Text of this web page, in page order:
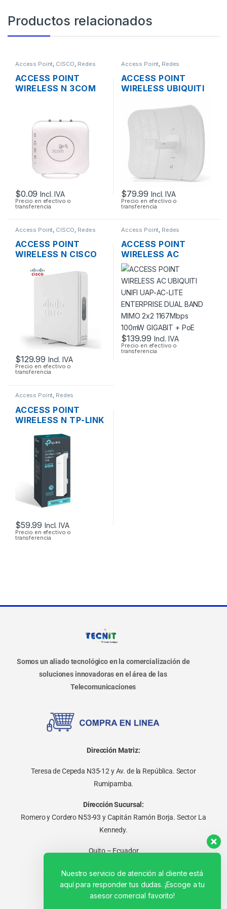
Productos relacionados
Access Point, CISCO, Redes
ACCESS POINT
WIRELESS N 3COM
$0.09 Incl. IVA
Precio en efectivo o
transferencia
Access Point, Redes
ACCESS POINT
WIRELESS UBIQUITI
M5-23 AIRMAX 5GHZ
23DBI 316MW + POE
OUTDOOR
$79.99 Incl. IVA
Precio en efectivo o
transferencia
Access Point CISCO Redes
ACCESS POINT
WIRELESS N CISCO
NA DUAL BAND
SOPORTE POE +
FUENTE
$129.99 Incl. IVA
Precio en efectivo o
transferencia
Access Point Redes
ACCESS POINT
WIRELESS AC
UBIQUITI UNIFI UAP-
AC-LITE ENTERPRISE
DUAL BAND MIMO
2×2 1167MBPS
100MW GIGABIT +
POE
$139.99 Incl. IVA
Precio en efectivo o
transferencia
Access Point, Redes
ACCESS POINT
WIRELESS N TP-LINK
12DBI 1000MW
300MBPS + POE
OUTDOOR
$59.99 Incl. IVA
Precio en efectivo o
transferencia
Somos un aliado tecnológico en la comercialización de
soluciones innovadoras en el área de las
Telecomunicaciones
Dirección Matriz:
Teresa de Cepeda N35-12 y Av. de la República. Sector
Rumipamba.
Dirección Sucursal:
Romero y Cordero N53-93 y Capitán Ramón Borja. Sector La
Kennedy.
Quito – Ecuador
Nuestro servicio de atención al cliente está
aquí para responder tus dudas. ¡Escoge a tu
asesor comercial favorito!